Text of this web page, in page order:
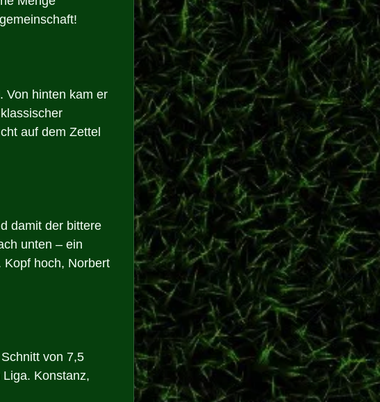
Von hinten kam er
auf dem Zettel
damit der bittere
unten – ein
Kopf hoch, Norbert
von 7,5
Konstanz,